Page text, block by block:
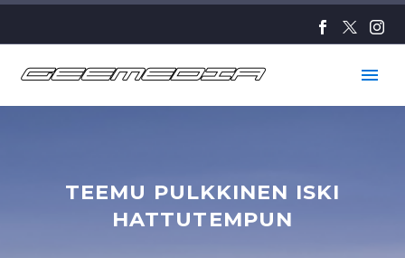
TEEMU PULKKINEN ISKI
HATTUTEMPUN